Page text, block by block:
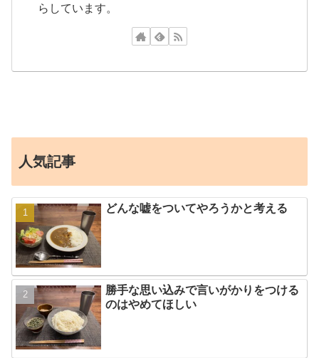
らしています。
人気記事
どんな嘘をついてやろうかと考える
勝手な思い込みで言いがかりをつける
のはやめてほしい